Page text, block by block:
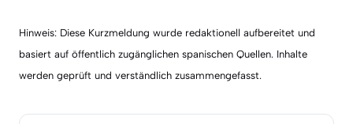
Hinweis: Diese Kurzmeldung wurde redaktionell aufbereitet und
basiert auf öffentlich zugänglichen spanischen Quellen. Inhalte
werden geprüft und verständlich zusammengefasst.